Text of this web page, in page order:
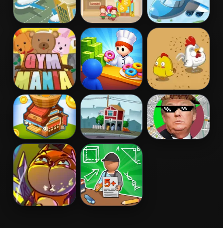
Flight Rush Super Mall Airport Rush
Hour
Gym Mania My Cake Shop Mia Pasture
Life
Happy Dessert Tiny Town